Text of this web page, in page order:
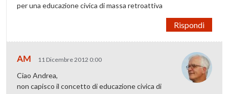
per una educazione civica di massa retroattiva
Rispondi
AM 11 Dicembre 2012 0:00
Ciao Andrea,
non capisco il concetto di educazione civica di